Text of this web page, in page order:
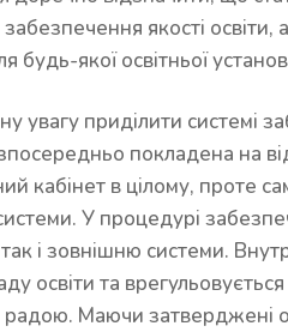
якості
якої освітньої
увагу приділити системі
покладена на
кабінет в цілому, проте
У процедурі
і зовнішню системи.
освіти та
Маючи затверджені